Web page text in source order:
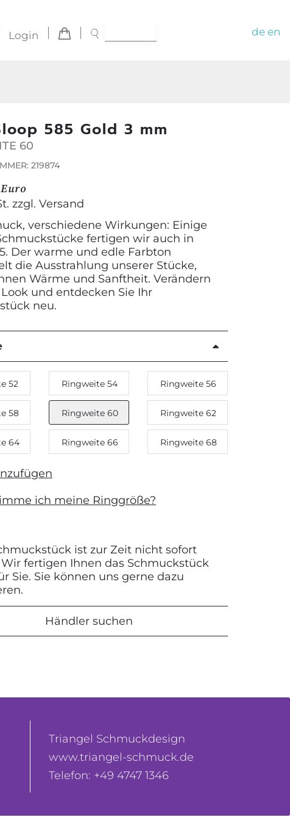
Login de en
585 Gold 3 mm
60
219874
zzgl. Versand
verschiedene Wirkungen: Einige
fertigen wir auch in
Der warme und edle Farbton
die Ausstrahlung unserer Stücke,
Wärme und Sanftheit. Verändern
und entdecken Sie Ihr
neu.
52 Ringweite 54 Ringweite 56
58 Ringweite 60 Ringweite 62
64 Ringweite 66 Ringweite 68
ich meine Ringgröße?
ist zur Zeit nicht sofort
fertigen Ihnen das Schmuckstück
Sie. Sie können uns gerne dazu
Händler suchen
Triangel Schmuckdesign
www.triangel-schmuck.de
Telefon: +49 4747 1346